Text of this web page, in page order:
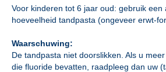
Voor kinderen tot 6 jaar oud: gebruik een
hoeveelheid tandpasta (ongeveer erwt-
Waarschuwing:
De tandpasta niet doorslikken. Als u
die fluoride bevatten, raadpleeg dan uw